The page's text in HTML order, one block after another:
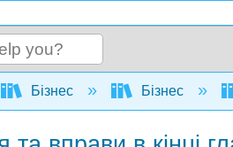
global hierarchy
Бізнес Бізнес